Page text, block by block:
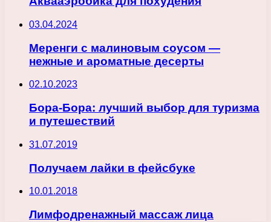
03.04.2024
Меренги с малиновым соусом —
нежные и ароматные десерты
02.10.2023
Бора-Бора: лучший выбор для туризма
и путешествий
31.07.2019
Получаем лайки в фейсбуке
10.01.2018
Лимфодренажный массаж лица